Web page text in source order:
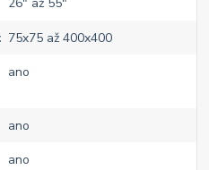
75x75 až 400x400
ano
ano
ano